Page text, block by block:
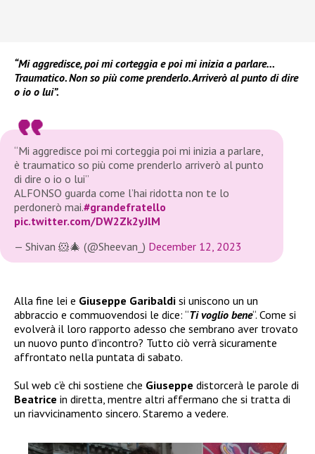
“Mi aggredisce, poi mi corteggia e poi mi inizia a parlare…
Traumatico. Non so più come prenderlo. Arriverò al punto di dire
o io o lui”.
“Mi aggredisce poi mi corteggia poi mi inizia a parlare,
è traumatico so più come prenderlo arriverò al punto
di dire o io o lui”
ALFONSO guarda come l’hai ridotta non te lo
perdonerò mai.#grandefratello
pic.twitter.com/DW2Zk2yJlM
— Shivan 🐹🎄 (@Sheevan_) December 12, 2023
Alla fine lei e Giuseppe Garibaldi si uniscono un un
abbraccio e commuovendosi le dice: “Ti voglio bene“. Come si
evolverà il loro rapporto adesso che sembrano aver trovato
un nuovo punto d’incontro? Tutto ciò verrà sicuramente
affrontato nella puntata di sabato.
Sul web c’è chi sostiene che Giuseppe distorcerà le parole di
Beatrice in diretta, mentre altri affermano che si tratta di
un riavvicinamento sincero. Staremo a vedere.